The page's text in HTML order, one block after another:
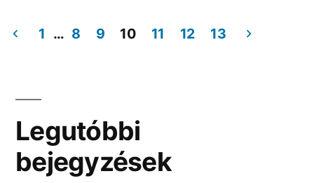
navigáció
1 … 8 9 10 11 12 13
Legutóbbi
bejegyzések